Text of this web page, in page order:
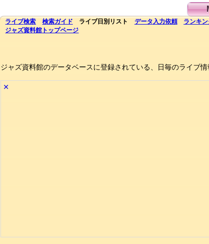
ライブ検索 検索ガイド ライブ日別 リスト データ入力依頼 ランキ
ジャズ資料館 トップページ
ジャズ資料館のデータベースに登録されている、日毎のライブ情
✕